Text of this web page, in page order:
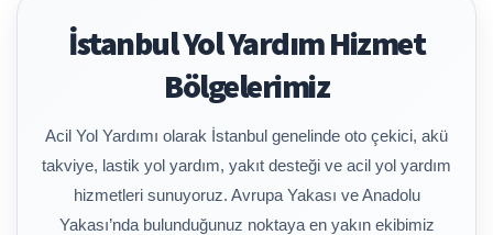
İstanbul Yol Yardım Hizmet
Bölgelerimiz
Acil Yol Yardımı olarak İstanbul genelinde oto çekici, akü
takviye, lastik yol yardım, yakıt desteği ve acil yol yardım
hizmetleri sunuyoruz. Avrupa Yakası ve Anadolu
Yakası’nda bulunduğunuz noktaya en yakın ekibimiz